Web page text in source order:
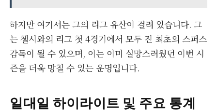
하지만 여기서는 그의 리그 유산이 걸려 있습니다. 그
는 첼시와의 리그 첫 4경기에서 모두 진 최초의 스퍼스
감독이 될 수 있으며, 이는 이미 실망스러웠던 이번 시
즌을 더욱 망칠 수 있는 운명입니다.
일대일 하이라이트 및 주요 통계